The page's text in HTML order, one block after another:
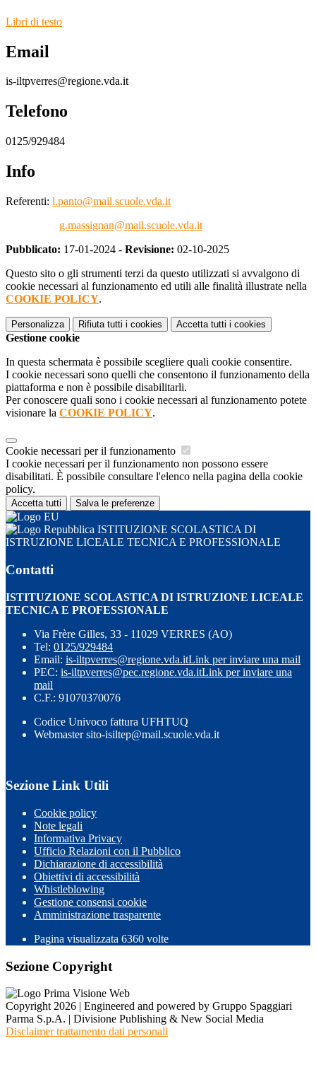
Libri di testo
Email
is-iltpverres@regione.vda.it
Telefono
0125/929484
Info
Referenti: l.panto@mail.scuole.vda.it
g.massignan@mail.scuole.vda.it
Pubblicato: 17-01-2024 - Revisione: 02-10-2025
Questo sito o gli strumenti terzi da questo utilizzati si avvalgono di
cookie necessari al funzionamento ed utili alle finalità illustrate nella
COOKIE POLICY.
Personalizza Rifiuta tutti i cookies Accetta tutti i cookies
Gestione cookie
In questa schermata è possibile scegliere quali cookie consentire.
I cookie necessari sono quelli che consentono il funzionamento della
piattaforma e non è possibile disabilitarli.
Per conoscere quali sono i cookie necessari al funzionamento potete
visionare la COOKIE POLICY.
Cookie necessari per il funzionamento
I cookie necessari per il funzionamento non possono essere
disabilitati. È possibile consultare l'elenco nella pagina della cookie
policy.
Accetta tutti Salva le preferenze
ISTITUZIONE SCOLASTICA DI
ISTRUZIONE LICEALE TECNICA E PROFESSIONALE
Contatti
ISTITUZIONE SCOLASTICA DI ISTRUZIONE LICEALE
TECNICA E PROFESSIONALE
Via Frère Gilles, 33 - 11029 VERRES (AO)
Tel: 0125/929484
Email: is-iltpverres@regione.vda.itLink per inviare una mail
PEC: is-iltpverres@pec.regione.vda.itLink per inviare una
mail
C.F.: 91070370076
Codice Univoco fattura UFHTUQ
Webmaster sito-isiltep@mail.scuole.vda.it
Sezione Link Utili
Cookie policy
Note legali
Informativa Privacy
Ufficio Relazioni con il Pubblico
Dichiarazione di accessibilità
Obiettivi di accessibilità
Whistleblowing
Gestione consensi cookie
Amministrazione trasparente
Pagina visualizzata 6360 volte
Sezione Copyright
Copyright 2026 | Engineered and powered by Gruppo Spaggiari
Parma S.p.A. | Divisione Publishing & New Social Media
Disclaimer trattamento dati personali